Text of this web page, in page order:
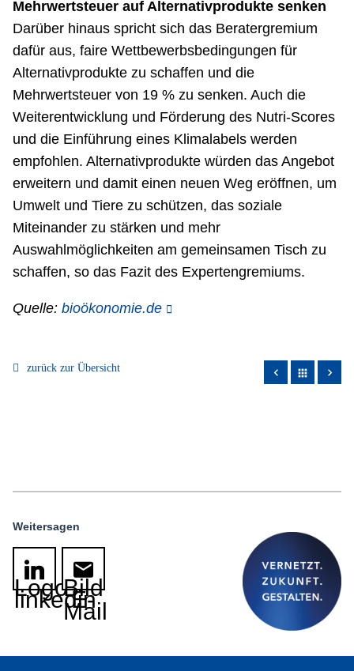
Mehrwertsteuer auf Alternativprodukte senken
Darüber hinaus spricht sich das Beratergremium
dafür aus, faire Wettbewerbsbedingungen für
Alternativprodukte zu schaffen und die
Mehrwertsteuer von 19 % zu senken. Auch die
Weiterentwicklung und Förderung des Nutri-Scores
und die Einführung eines Klimalabels werden
empfohlen. Alternativprodukte würden das Angebot
erweitern und damit einen neuen Weg eröffnen, um
Umwelt und Tiere zu schützen, das soziale
Miteinander zu stärken und mehr
Auswahlmöglichkeiten am gemeinsamen Tisch zu
schaffen, so das Fazit des Expertengremiums.
Quelle: bioökonomie.de
zurück zur Übersicht apps
Weitersagen
Logo
linkedin
Bild
E-
Mail